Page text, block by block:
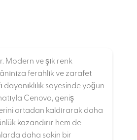
Modern ve şık renk
ferahlık ve zarafet
dayanıklılık sayesinde yoğun
Cenova, geniş
ortadan kaldırarak daha
kazandırır hem de
daha sakin bir